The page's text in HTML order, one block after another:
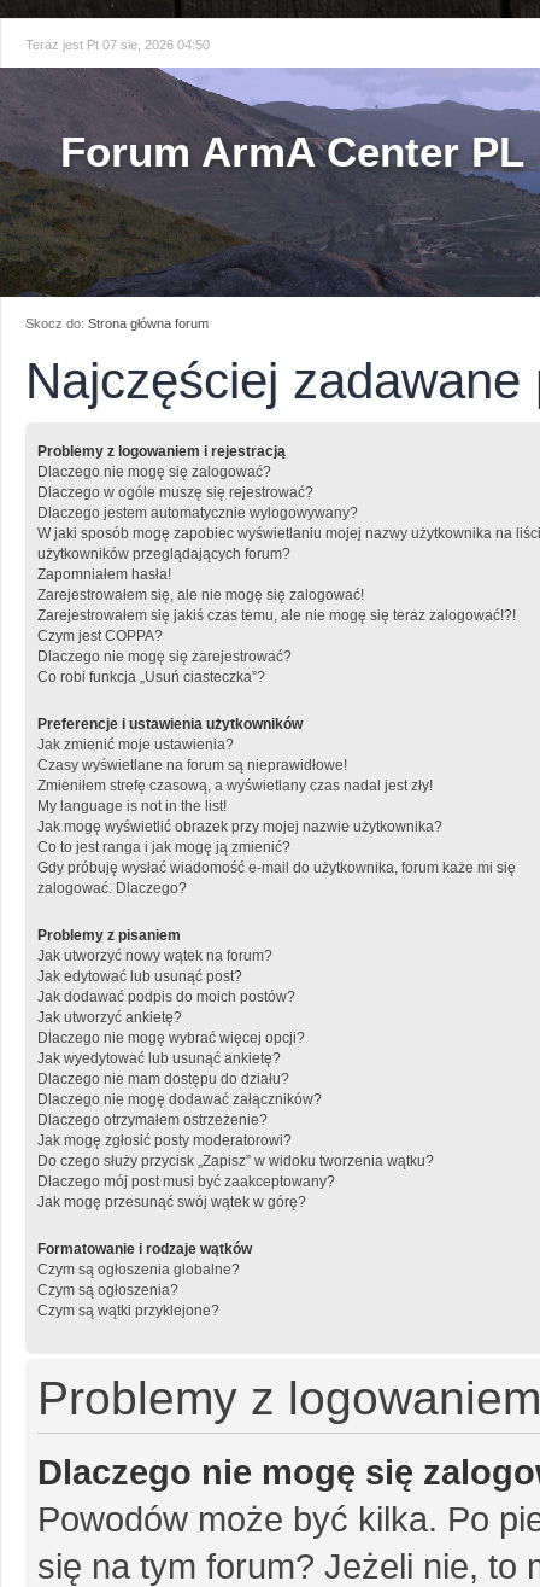
Teraz jest Pt 07 sie, 2026 04:50
Forum ArmA Center PL
Skocz do: Strona główna forum
Najczęściej zadawane
Problemy z logowaniem i rejestracją
Dlaczego nie mogę się zalogować?
Dlaczego w ogóle muszę się rejestrować?
Dlaczego jestem automatycznie wylogowywany?
W jaki sposób mogę zapobiec wyświetlaniu mojej nazwy użytkownika na
użytkowników przeglądających forum?
Zapomniałem hasła!
Zarejestrowałem się, ale nie mogę się zalogować!
Zarejestrowałem się jakiś czas temu, ale nie mogę się teraz zalogować!?!
Czym jest COPPA?
Dlaczego nie mogę się zarejestrować?
Co robi funkcja „Usuń ciasteczka”?
Preferencje i ustawienia użytkowników
Jak zmienić moje ustawienia?
Czasy wyświetlane na forum są nieprawidłowe!
Zmieniłem strefę czasową, a wyświetlany czas nadal jest zły!
My language is not in the list!
Jak mogę wyświetlić obrazek przy mojej nazwie użytkownika?
Co to jest ranga i jak mogę ją zmienić?
Gdy próbuję wysłać wiadomość e-mail do użytkownika, forum każe mi się
zalogować. Dlaczego?
Problemy z pisaniem
Jak utworzyć nowy wątek na forum?
Jak edytować lub usunąć post?
Jak dodawać podpis do moich postów?
Jak utworzyć ankietę?
Dlaczego nie mogę wybrać więcej opcji?
Jak wyedytować lub usunąć ankietę?
Dlaczego nie mam dostępu do działu?
Dlaczego nie mogę dodawać załączników?
Dlaczego otrzymałem ostrzeżenie?
Jak mogę zgłosić posty moderatorowi?
Do czego służy przycisk „Zapisz” w widoku tworzenia wątku?
Dlaczego mój post musi być zaakceptowany?
Jak mogę przesunąć swój wątek w górę?
Formatowanie i rodzaje wątków
Czym są ogłoszenia globalne?
Czym są ogłoszenia?
Czym są wątki przyklejone?
Problemy z
Dlaczego nie mogę się
Powodów może być kilka. Po
się na tym forum? Jeżeli nie, to